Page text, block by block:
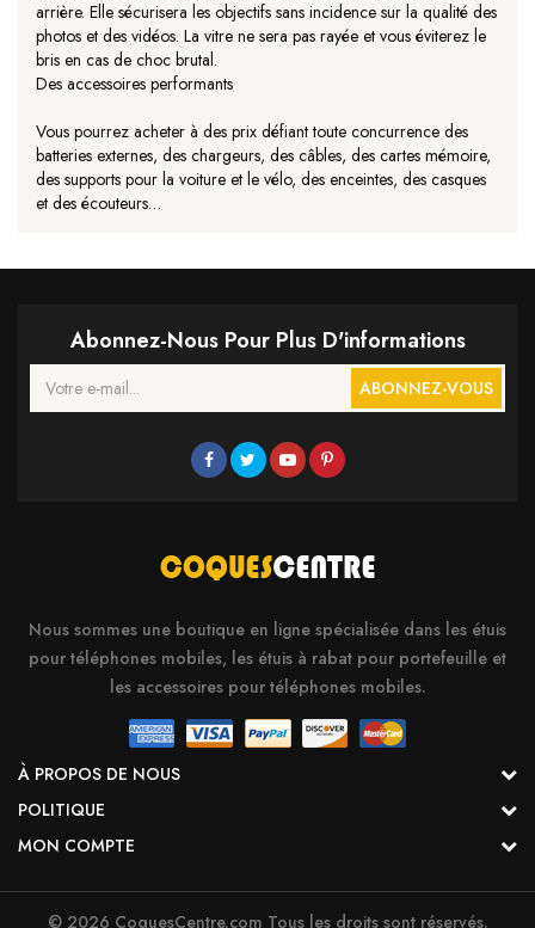
arrière. Elle sécurisera les objectifs sans incidence sur la qualité des
photos et des vidéos. La vitre ne sera pas rayée et vous éviterez le
bris en cas de choc brutal.
Des accessoires performants
Vous pourrez acheter à des prix défiant toute concurrence des
batteries externes, des chargeurs, des câbles, des cartes mémoire,
des supports pour la voiture et le vélo, des enceintes, des casques
et des écouteurs…
Abonnez-Nous Pour Plus D'informations
ABONNEZ-VOUS
Nous sommes une boutique en ligne spécialisée dans les étuis
pour téléphones mobiles, les étuis à rabat pour portefeuille et
les accessoires pour téléphones mobiles.
À PROPOS DE NOUS
POLITIQUE
MON COMPTE
© 2026 CoquesCentre.com Tous les droits sont réservés.